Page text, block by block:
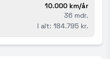
10.000 km/år
36 mdr.
I alt: 184.795 kr.